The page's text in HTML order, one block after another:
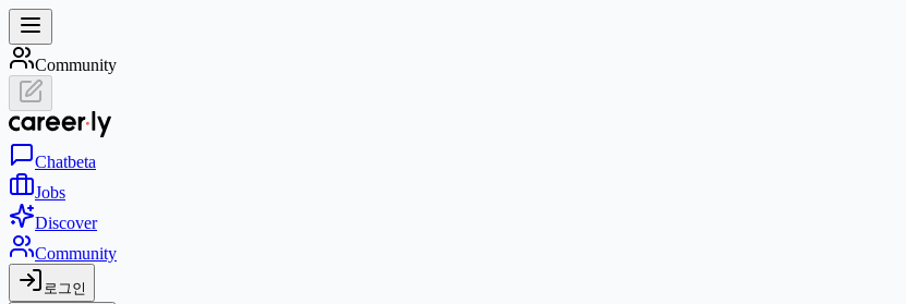
Community
Chatbeta
Jobs
Discover
Community
로그인